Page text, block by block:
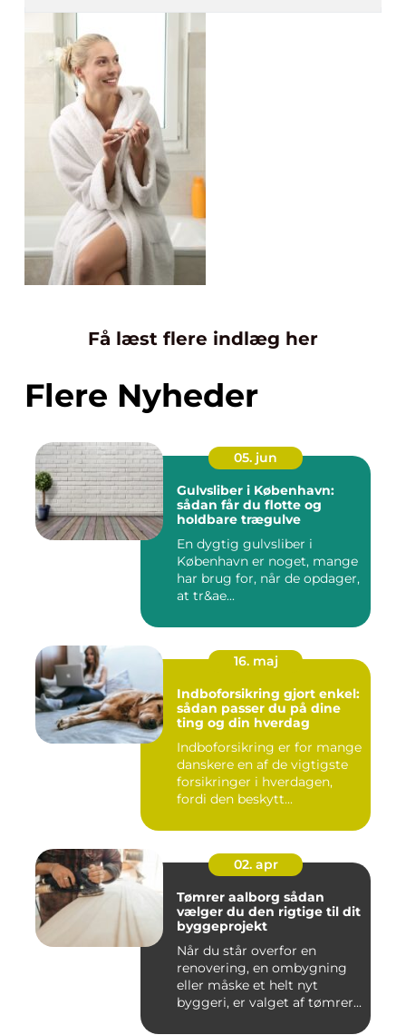
Få læst flere indlæg her
Flere Nyheder
05. jun
Gulvsliber i København:
sådan får du flotte og
holdbare trægulve
En dygtig gulvsliber i
København er noget, mange
har brug for, når de opdager,
at tr&ae...
16. maj
Indboforsikring gjort enkel:
sådan passer du på dine
ting og din hverdag
Indboforsikring er for mange
danskere en af de vigtigste
forsikringer i hverdagen,
fordi den beskytt...
02. apr
Tømrer aalborg sådan
vælger du den rigtige til dit
byggeprojekt
Når du står overfor en
renovering, en ombygning
eller måske et helt nyt
byggeri, er valget af tømrer...